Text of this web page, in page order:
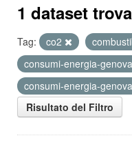
1 dataset
Tag: co2
consumi-energia-genova
consumi-energia-
Risultato del Filtro